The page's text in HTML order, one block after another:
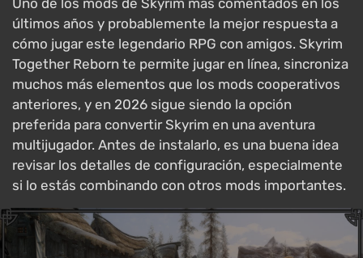
Uno de los mods de Skyrim más comentados en los
últimos años y probablemente la mejor respuesta a
cómo jugar este legendario RPG con amigos. Skyrim
Together Reborn te permite jugar en línea, sincroniza
muchos más elementos que los mods cooperativos
anteriores, y en 2026 sigue siendo la opción
preferida para convertir Skyrim en una aventura
multijugador. Antes de instalarlo, es una buena idea
revisar los detalles de configuración, especialmente
si lo estás combinando con otros mods importantes.